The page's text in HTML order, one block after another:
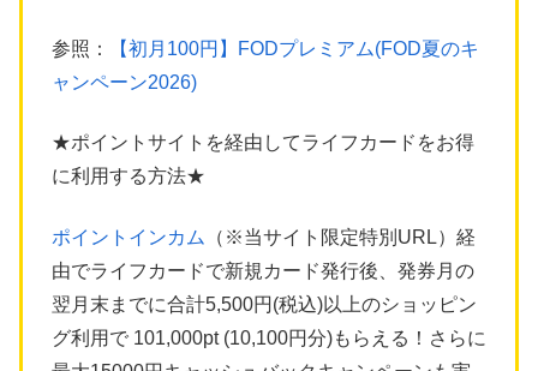
参照：
【初月100円】FODプレミアム(FOD夏のキ
ャンペーン2026)
★ポイントサイトを経由してライフカードをお得
に利用する方法★
ポイントインカム
（※当サイト限定特別URL）経
由でライフカードで新規カード発行後、発券月の
翌月末までに合計5,500円(税込)以上のショッピン
グ利用で 101,000pt (10,100円分)もらえる！さらに